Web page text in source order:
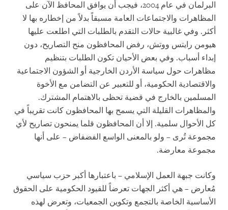
البرلمان في عام 2004، فيجب أن يوافق المحافظ الآن على
المظاهرات والاجتماعات العامة مسبقاً بدلاً من إخطاره بها لا
أكثر. وفي غالبية حالات التقدم بالطلبات التي اطلعت عليها
هيومن رايتس ووتش، رفض المحافظون منح التصاريح، دون
إبداء أسباب. وفي بعض الأحيان تكون الطلبات بتنظيم
مظاهرات حول سياسة الأردن الخارجية أو الشؤون الاجتماعية
والاقتصادية الحكومية، أو للتعبير عن التضامن مع الأخوة
المسلمين بالخارج في قضية تحظى بالاهتمام المشترك.
والمظاهرات القليلة التي يسمح بها المحافظون كانت تقريباً في
كل الأحوال سلمية. إلا أن المحافظون قلما يمنحون تصاريح لأي
مجموعة تُرى – ولو بالمعنى الواسع الفضفاض – على أنها
مجموعة معارضة.
وكانت جبهة العمل الإسلامي – باعتبارها أكبر حزب سياسي
مُعارض – هي أكثر الجهات تعرضاً للقيود الحكومية على الحقوق
الأساسية الخاصة بالتجمع وتكوين الجمعيات، وتعرض لهذه